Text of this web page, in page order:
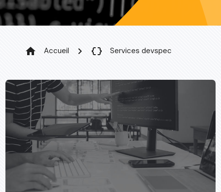
home Accueil chevron_right data_object Services devspec